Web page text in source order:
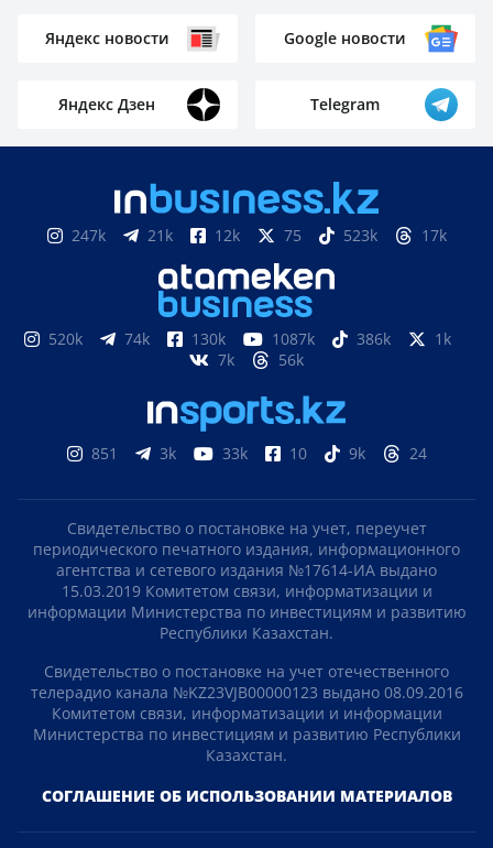
Яндекс новости Google новости
Яндекс Дзен Telegram
247k 21k 12k 75 523k 17k
520k 74k 130k 1087k 386k
1k
7k
56k
851 3k 33k 10 9k 24
Свидетельство о постановке на учет, переучет
периодического печатного издания, информационного
агентства и сетевого издания №17614-ИА выдано
15.03.2019 Комитетом связи, информатизации и
информации Министерства по инвестициям и развитию
Республики Казахстан.
Свидетельство о постановке на учет отечественного
телерадио канала №KZ23VJB00000123 выдано 08.09.2016
Комитетом связи, информатизации и информации
Министерства по инвестициям и развитию Республики
Казахстан.
СОГЛАШЕНИЕ ОБ ИСПОЛЬЗОВАНИИ МАТЕРИАЛОВ